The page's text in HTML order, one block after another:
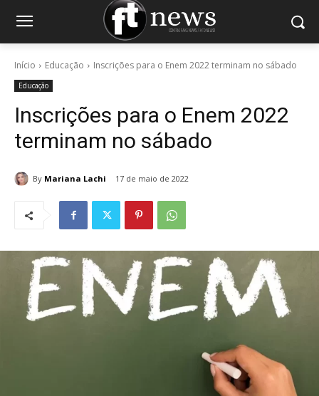
Início Educação Inscrições para o Enem 2022 terminam no sábado
Educação
Inscrições para o Enem 2022
terminam no sábado
By Mariana Lachi 17 de maio de 2022